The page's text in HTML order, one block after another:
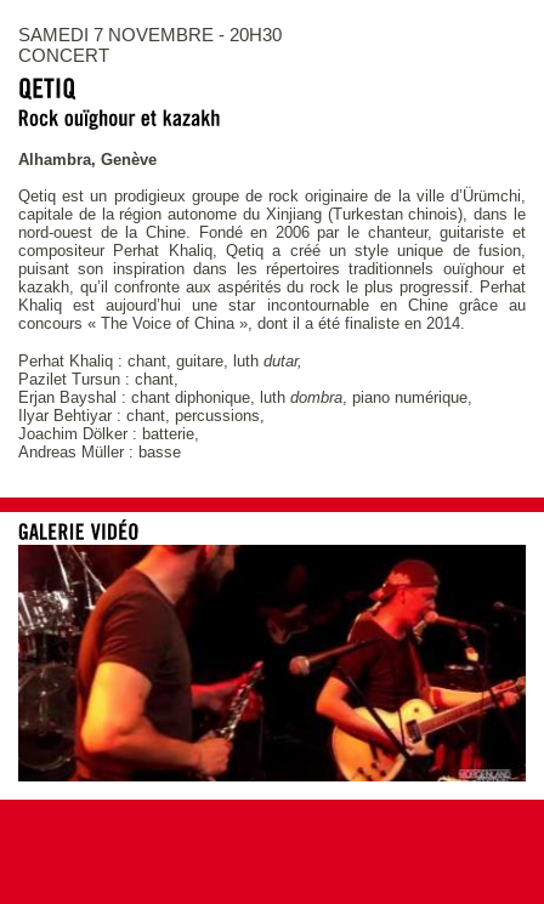
SAMEDI 7 NOVEMBRE - 20H30
CONCERT
Alhambra, Genève
Qetiq est un prodigieux groupe de rock originaire de la ville d’Ürümchi,
capitale de la région autonome du Xinjiang (Turkestan chinois), dans le
nord-ouest de la Chine. Fondé en 2006 par le chanteur, guitariste et
compositeur Perhat Khaliq, Qetiq a créé un style unique de fusion,
puisant son inspiration dans les répertoires traditionnels ouïghour et
kazakh, qu’il confronte aux aspérités du rock le plus progressif. Perhat
Khaliq est aujourd’hui une star incontournable en Chine grâce au
concours « The Voice of China », dont il a été finaliste en 2014.
Perhat Khaliq : chant, guitare, luth dutar,
Pazilet Tursun : chant,
Erjan Bayshal : chant diphonique, luth dombra , piano numérique,
Ilyar Behtiyar : chant, percussions,
Joachim Dölker : batterie,
Andreas Müller : basse